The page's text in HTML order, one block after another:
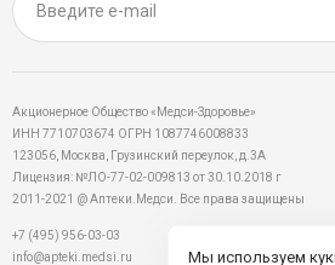
Акционерное Общество «Медси-Здоровье»
ИНН 7710703674 ОГРН 1087746008833
123056, Москва, Грузинский переулок, д.3А
Лицензия: №ЛО-77-02-009813 от 30.10.2018 г
2011-2021 @ Аптеки.Медси. Все права защищены
+7 (495) 956-03-03
info@apteki.medsi.ru
Мы используем